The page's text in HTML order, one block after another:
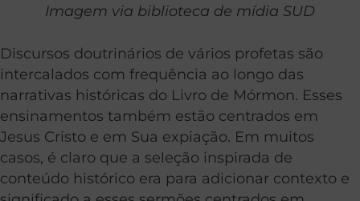
Imagem via biblioteca de mídia SUD
Discursos doutrinários de vários profetas são
intercalados com frequência ao longo das
narrativas históricas do Livro de Mórmon. Esses
ensinamentos também estão centrados em
Jesus Cristo e em Sua expiação. Em muitos
casos, é claro que a seleção inspirada de
conteúdo histórico era para adicionar contexto e